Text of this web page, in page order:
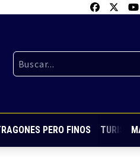
PERO FINOS TURISMO